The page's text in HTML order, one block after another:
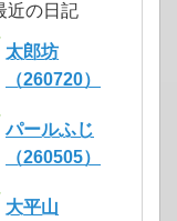
近の日記
太郎坊
（260720）
パールふじ
（260505）
大平山